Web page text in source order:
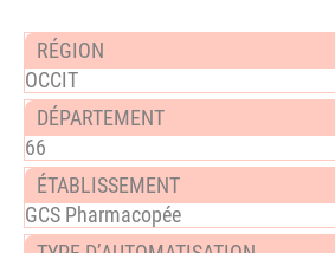
OCCIT
66
GCS Pharmacopée